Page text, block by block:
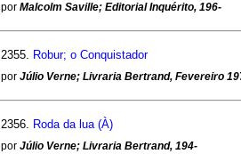
por Malcolm Saville; Editorial Inquérito, 196-
2355. Robur; o Conquistador
por Júlio Verne; Livraria Bertrand, Fevereiro
2356. Roda da lua (À)
por Júlio Verne; Livraria Bertrand, 194-